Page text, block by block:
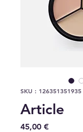
SKU : 126351351935
Article
45,00 €Prix